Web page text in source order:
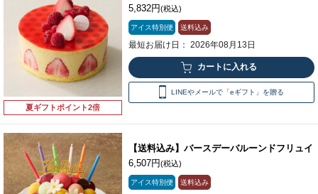
夏ギフトポイント2倍
5,832円(税込)
アイス特別便 送料込み
最短お届け日： 2026年08月13日
LINEやメールで「eギフト」を贈る
【送料込み】バースデーバルーンドフリュイ
6,507円(税込)
アイス特別便 送料込み